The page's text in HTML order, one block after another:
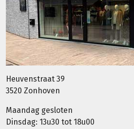
Heuvenstraat 39
3520 Zonhoven
Maandag gesloten
Dinsdag: 13u30 tot 18u00